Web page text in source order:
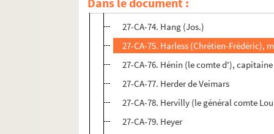
27-CA-73. Gouy (Mme de)
27-CA-74. Hang (Jos.)
27-CA-75. Harless (Chrétien-Frédéric),
27-CA-76. Hénin (le comte d'),
27-CA-77. Herder de Veimars
27-CA-78. Hervilly (le général comte
27-CA-79. Heyer